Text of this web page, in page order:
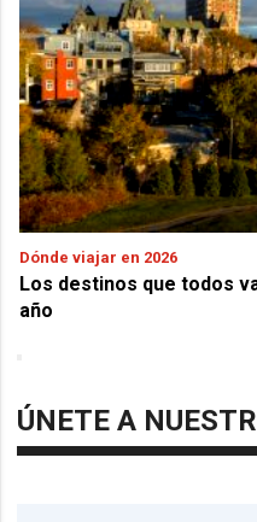
Dónde viajar en 2026
Los destinos que todos
año
ÚNETE A